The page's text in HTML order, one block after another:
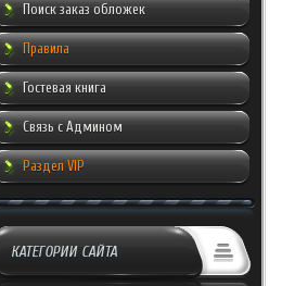
Поиск заказ обложек
Правила
Гостевая книга
Связь с Админом
Раздел VIP
КАТЕГОРИИ САЙТА